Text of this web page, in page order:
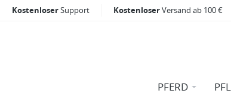
KostenloserSupport KostenloserVersand ab 100 €
PFERD